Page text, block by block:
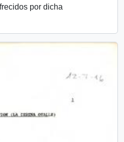
por dicha